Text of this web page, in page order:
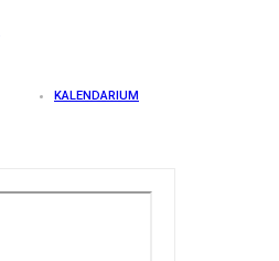
KALENDARIUM